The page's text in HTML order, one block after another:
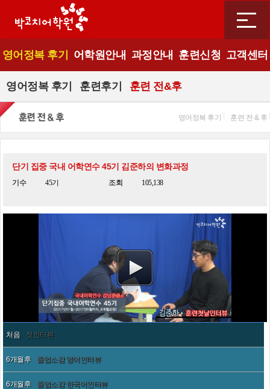
영어정복 후기 어학원안내 과정안내 훈련신청 고객센터
영어정복 후기 훈련후기 훈련 전&후
영어정복 후기 훈련 전 & 후
단기 집중 국내 어학연수 45기 김준하의 변화과정
기수 45기 조회 105,138
처음 첫인터뷰
6개월후 졸업소감 영어인터뷰
6개월후 졸업소감 한국어인터뷰